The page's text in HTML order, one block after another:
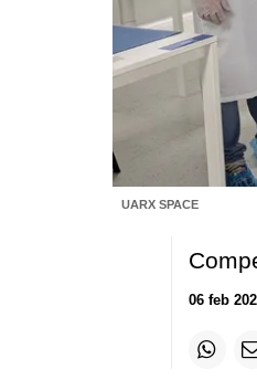
UARX SPACE
06 feb